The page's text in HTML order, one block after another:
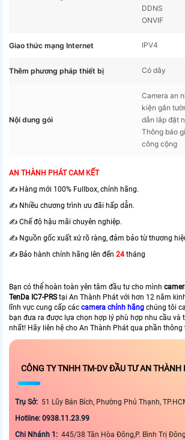
DDNS
ONVIF
Giao thức mạng Internet IPV4
Thêm phương pháp thiết bị Có dây
Nội dung gói
Camera an
kiện gắn
dẫn lắp đặt
Thông báo
công cộng
AN THÀNH PHÁT CAM KẾT
✍️ Hàng mới 100% Fullbox, chính hãng.
✍️ Nhiều chương trình ưu đãi hấp dẫn.
✍️ Chế độ hậu mãi chuyên nghiệp.
✍️ Nguồn gốc xuất xứ rõ ràng, đảm bảo từ thương
✍️ Bảo hành chính hãng lên đến 24 tháng
Bạn có thể hoàn toàn yên tâm đầu tư cho mình
TenDa IC7-PRStại An Thành Phát với hơn 12 năm
lĩnh vực cung cấp các camera chính hãng chúng tôi
bạn đưa ra được lựa chọn hợp lý phù hợp nhu cầu và
nhất! Hãy liên hệ cho An Thành Phát qua phần thông
CÔNG TY TNHH TM-DV ĐẦU TƯ AN THÀNH
Trụ Sở: 51 Lũy Bán Bích, Phường Phú Thạnh,
Hotline: 0938.11.23.99
Chi Nhánh 1: 445/38 Tân Hòa Đông,P. Bình Trị